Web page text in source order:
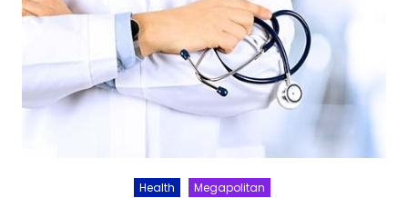
Health Megapolitan